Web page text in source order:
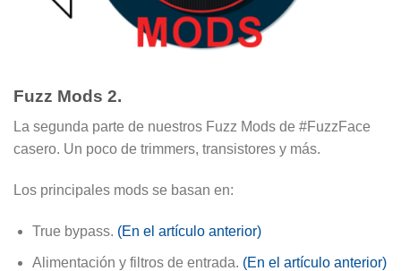
Fuzz Mods 2.
La segunda parte de nuestros Fuzz Mods de #FuzzFace
casero. Un poco de trimmers, transistores y más.
Los principales mods se basan en:
True bypass. (En el artículo anterior)
Alimentación y filtros de entrada. (En el artículo anterior)